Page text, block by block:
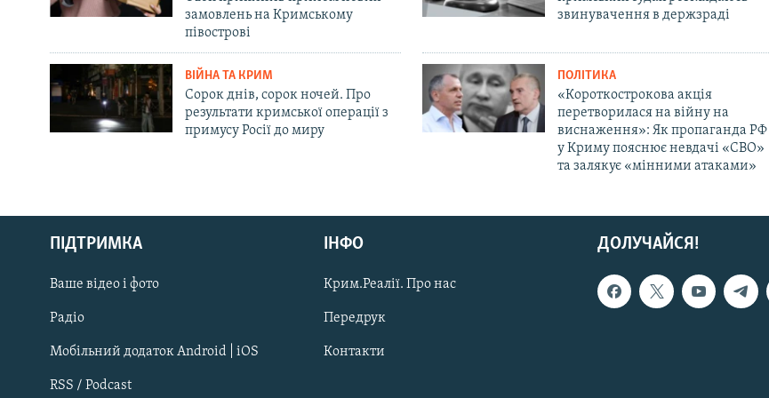
Русский
Qırımtatar
ДОЛУЧАЙСЯ!
замовлень на Кримському
півострові
звинувачення в держзраді
ВІЙНА ТА КРИМ
Сорок днів, сорок ночей. Про
результати кримської операції з
примусу Росії до миру
ПОЛІТИКА
«Короткострокова акція
перетворилася на війну на
виснаження»: Як пропаганда РФ
у Криму пояснює невдачі «СВО»
та залякує «мінними атаками»
ДОЛУЧАЙСЯ!
ПІДТРИМКА
Ваше відео і фото
Радіо
Мобільний додаток Android | iOS
RSS / Podcast
ІНФО
Крим.Реалії. Про нас
Передрук
Контакти